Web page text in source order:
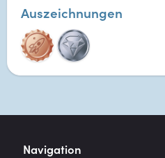
Auszeichnungen
Navigation